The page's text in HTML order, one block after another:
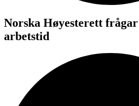
Norska Høyesterett
arbetstid